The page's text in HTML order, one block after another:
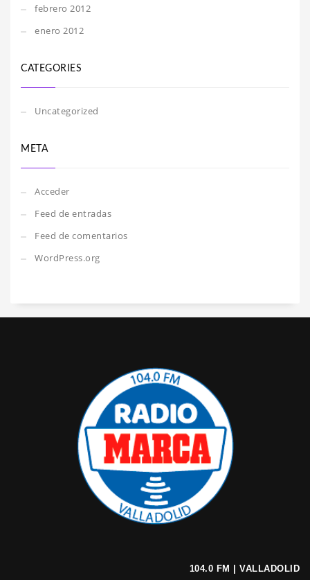
febrero 2012
enero 2012
CATEGORIES
Uncategorized
META
Acceder
Feed de entradas
Feed de comentarios
WordPress.org
104.0 FM | VALLADOLID